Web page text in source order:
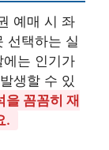
예매 시 좌
선택하는 실
는 인기가
생할 수 있
을 꼼꼼히 재
.